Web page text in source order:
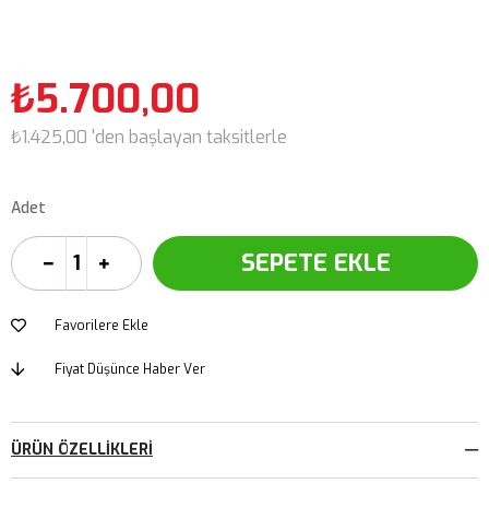
₺5.700,00
₺1.425,00 'den başlayan taksitlerle
Adet
Favorilere Ekle
Fiyat Düşünce Haber Ver
ÜRÜN ÖZELLIKLERI